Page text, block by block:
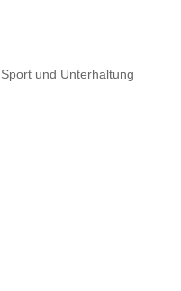
und Unterhaltung